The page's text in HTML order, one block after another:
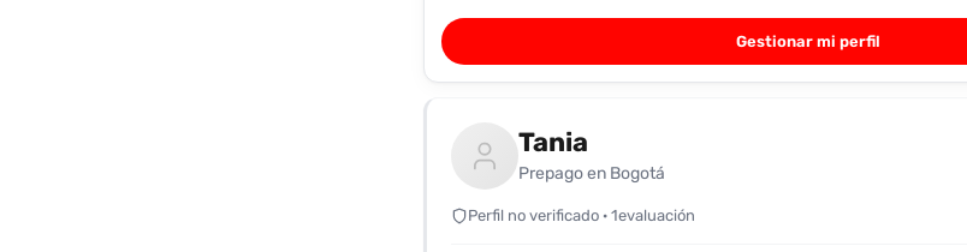
Gestionar mi perfil
Tania
Prepago en Bogotá
Perfil no verificado · 1evaluación